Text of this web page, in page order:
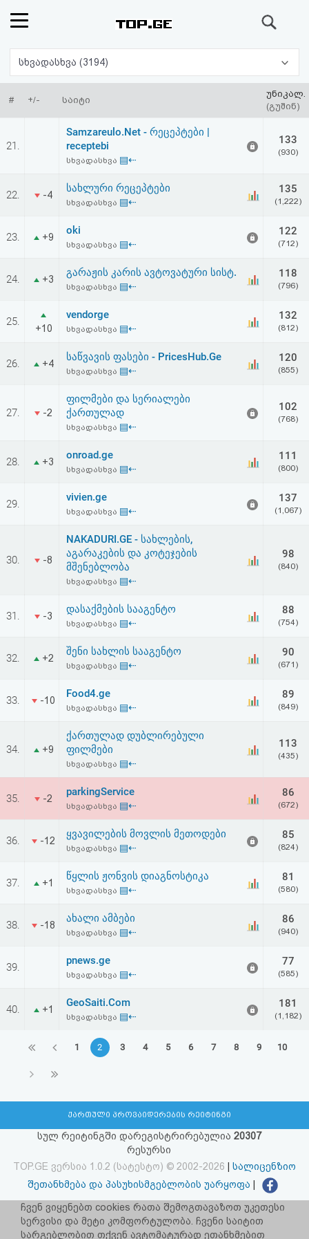
რეიტინგი
(მთავარი)
ფოსტა
პაროლის
აღდგენა
სალიცენზიო
პასუხისმგებლობის
სხვადასხვა (3194)
# +/- საიტი
უნიკალ.
(გუშინ)
21.
Samzareulo.Net - რეცეპტები |
receptebi
სხვადასხვა ▤⇠
133
(930)
22. -4
სახლური რეცეპტები
სხვადასხვა ▤⇠
135
(1,222)
23. +9
oki
სხვადასხვა ▤⇠
122
(712)
24. +3
გარაჟის კარის ავტოვატური სისტ.
სხვადასხვა ▤⇠
118
(796)
25.
+10
vendorge
სხვადასხვა ▤⇠
132
(812)
26. +4
საწვავის ფასები - PricesHub.Ge
სხვადასხვა ▤⇠
120
(855)
27. -2
ფილმები და სერიალები
ქართულად
სხვადასხვა ▤⇠
102
(768)
28. +3
onroad.ge
სხვადასხვა ▤⇠
111
(800)
29.
vivien.ge
სხვადასხვა ▤⇠
137
(1,067)
30. -8
NAKADURI.GE - სახლების,
აგარაკების და კოტეჯების
მშენებლობა
სხვადასხვა ▤⇠
98
(840)
31. -3
დასაქმების სააგენტო
სხვადასხვა ▤⇠
88
(754)
32. +2
შენი სახლის სააგენტო
სხვადასხვა ▤⇠
90
(671)
33. -10
Food4.ge
სხვადასხვა ▤⇠
89
(849)
34. +9
ქართულად დუბლირებული
ფილმები
სხვადასხვა ▤⇠
113
(435)
35. -2
parkingService
სხვადასხვა ▤⇠
86
(672)
36. -12
ყვავილების მოვლის მეთოდები
სხვადასხვა ▤⇠
85
(824)
37. +1
წყლის ჟონვის დიაგნოსტიკა
სხვადასხვა ▤⇠
81
(580)
38. -18
ახალი ამბები
სხვადასხვა ▤⇠
86
(940)
39.
pnews.ge
სხვადასხვა ▤⇠
77
(585)
40. +1
GeoSaiti.Com
სხვადასხვა ▤⇠
181
(1,182)
1 2 3 4 5 6 7 8 9 10
ქართული პროვაიდერების რეიტინგი
სულ რეიტინგში დარეგისტრირებულია 20307
რესურსი
TOP.GE ვერსია 1.0.2 (სატესტო) © 2002-2026
სალიცენზიო
შეთანხმება და პასუხისმგებლობის უარყოფა
facebook.com/TOP.GE
იხილეთ TOP.GE - ის ძველი ვერსია ბმულზე
ჩვენ ვიყენებთ cookies რათა შემოგთავაზოთ უკეთესი
სერვისი და მეტი კომფორტულობა. ჩვენი საიტით
სარგებლობით თქვენ ავტომატურად ეთანხმებით